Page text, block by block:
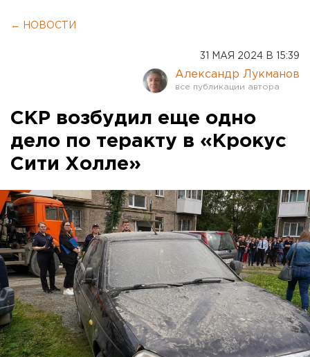
← НОВОСТИ
31 МАЯ 2024 В 15:39
Александр Лукманов
СКР возбудил еще одно
дело по теракту в «Крокус
Сити Холле»